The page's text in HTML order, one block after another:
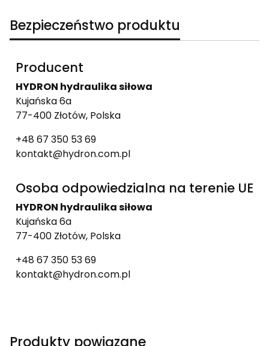
Bezpieczeństwo produktu
Producent
HYDRON hydraulika siłowa
Kujańska 6a
77-400 Złotów, Polska
+48 67 350 53 69
kontakt@hydron.com.pl
Osoba odpowiedzialna na terenie UE
HYDRON hydraulika siłowa
Kujańska 6a
77-400 Złotów, Polska
+48 67 350 53 69
kontakt@hydron.com.pl
Produkty powiązane